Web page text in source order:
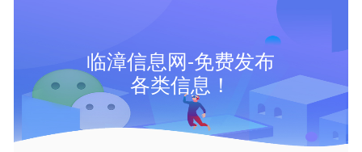
临漳信息网-免费发布
各类信息！